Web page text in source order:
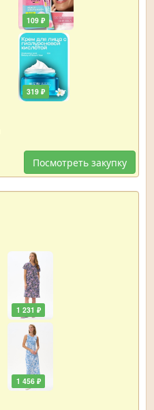
109 ₽
319 ₽
Посмотреть закупку
1 231 ₽
1 456 ₽